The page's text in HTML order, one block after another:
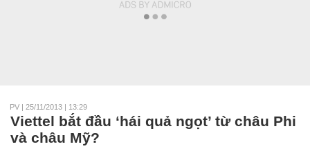
PV | 25/11/2013 | 13:29
Viettel bắt đầu ‘hái quả ngọt’ từ châu Phi
và châu Mỹ?